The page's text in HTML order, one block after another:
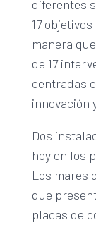
diferentes
17
manera
de 17
centradas
innovación
Dos
hoy en los
Los mares
que
placas de